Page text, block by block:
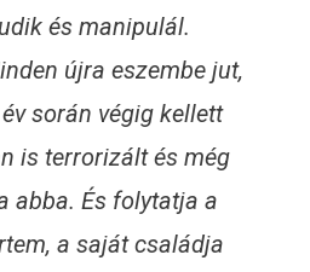
és manipulál.
újra eszembe jut,
során végig kellett
is terrorizált és még
abba. És folytatja a
a saját családja